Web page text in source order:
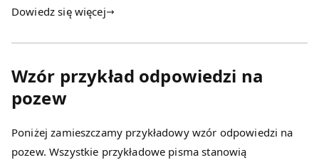
Dowiedz się więcej
Wzór przykład odpowiedzi na
pozew
Poniżej zamieszczamy przykładowy wzór odpowiedzi na
pozew. Wszystkie przykładowe pisma stanowią